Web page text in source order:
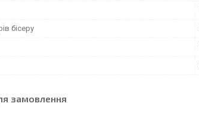
бісеру
замовлення